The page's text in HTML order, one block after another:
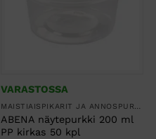
VARASTOSSA
MAISTIAISPIKARIT JA ANNOSPURKIT
ABENA näytepurkki 200 ml
PP kirkas 50 kpl